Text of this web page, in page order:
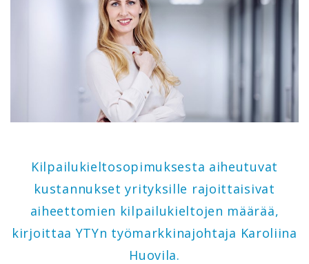
Kilpailukieltosopimuksesta aiheutuvat
kustannukset yrityksille rajoittaisivat
aiheettomien kilpailukieltojen määrää,
kirjoittaa YTYn työmarkkinajohtaja Karoliina
Huovila.